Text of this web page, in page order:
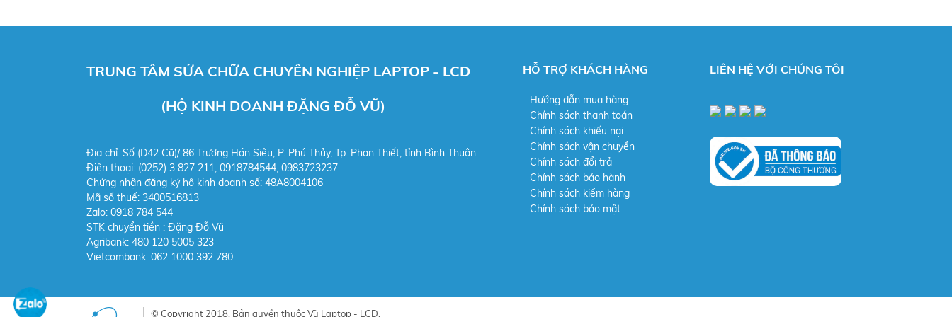
TRUNG TÂM SỬA CHỮA CHUYÊN NGHIỆP LAPTOP - LCD
(HỘ KINH DOANH ĐẶNG ĐỖ VŨ)
Địa chỉ: Số (D42 Cũ)/ 86 Trương Hán Siêu, P. Phú Thủy, Tp. Phan Thiết, tỉnh Bình Thuận
Điện thoại: (0252) 3 827 211, 0918784544, 0983723237
Chứng nhận đăng ký hộ kinh doanh số: 48A8004106
Mã số thuế: 3400516813
Zalo: 0918 784 544
STK chuyển tiền : Đặng Đỗ Vũ
Agribank: 480 120 5005 323
Vietcombank: 062 1000 392 780
HỖ TRỢ KHÁCH HÀNG
Hướng dẫn mua hàng
Chính sách thanh toán
Chính sách khiếu nại
Chính sách vận chuyển
Chính sách đổi trả
Chính sách bảo hành
Chính sách kiểm hàng
Chính sách bảo mật
LIÊN HỆ VỚI CHÚNG TÔI
© Copyright 2018. Bản quyền thuộc Vũ Laptop - LCD.